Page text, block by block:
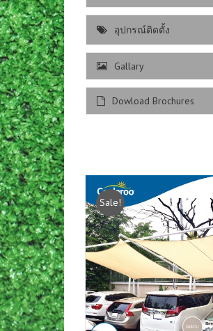
อุปกรณ์ติดตั้ง
Gallary
Dowload Brochures
Sale!